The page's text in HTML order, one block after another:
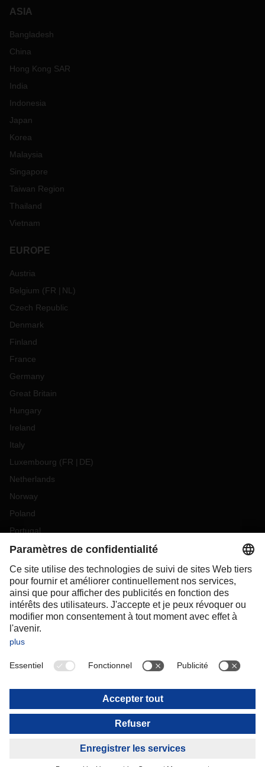
ASIA
Bangladesh
China
Hong Kong SAR
India
Indonesia
Japan
Korea
Malaysia
Singapore
Taiwan Region
Thailand
Vietnam
EUROPE
Austria
Belgium (FR NL )
Czech Republic
Denmark
Finland
France
Germany
Great Britain
Hungary
Ireland
Italy
Luxembourg (FR DE)
Netherlands
Norway
Poland
Portugal
Romania
Slovakia
Spain
Sweden
Switzerland(DE FR)
Turkey
OCEANIA